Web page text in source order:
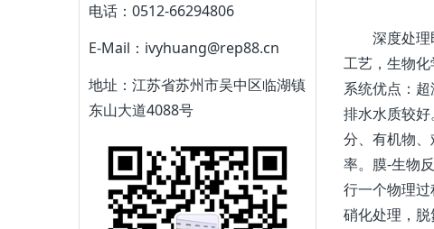
深度处理即
工艺，生物
系统优点：
排水水质较
分、有机物
率。膜-生物
行一个物理
硝化处理，
电话：0512-66294806
E-Mail：ivyhuang@rep88.cn
地址：江苏省苏州市吴中区临湖镇
东山大道4088号